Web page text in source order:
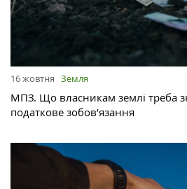
16 жовтня Земля
МПЗ. Що власникам землі треба
податкове зобов’язання